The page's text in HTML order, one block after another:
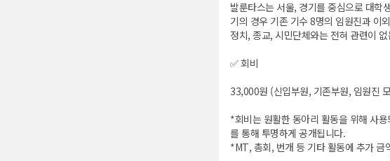
발룬타스는 서울, 경기를 중심으로 대학
기의 경우 기존 기수 8명의 임원진과 이
정치, 종교, 시민단체와는 전혀 관련이
✅ 회비
33,000원 (신입부원, 기존부원, 임원진
*회비는 원활한 동아리 활동을 위해 사
를 통해 투명하게 공개됩니다.
*MT, 총회, 번개 등 기타 활동에 추가 금